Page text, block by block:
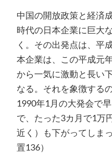
中国の開放政策と経済
時代の日本企業に巨大
く。その出発点は、平
本企業は、この平成元
から一気に激動と長い
なる。それを象徴する
1990年1月の大発会で
で、たった3カ月で1万
近く）も下がってしま
置136）